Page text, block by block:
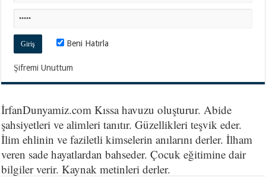
Beni Hatırla
Şifremi Unuttum
İrfanDunyamiz.com Kıssa havuzu oluşturur. Abide
şahsiyetleri ve alimleri tanıtır. Güzellikleri teşvik eder.
İlim ehlinin ve faziletli kimselerin anılarını derler. İlham
veren sade hayatlardan bahseder. Çocuk eğitimine dair
bilgiler verir. Kaynak metinleri derler.